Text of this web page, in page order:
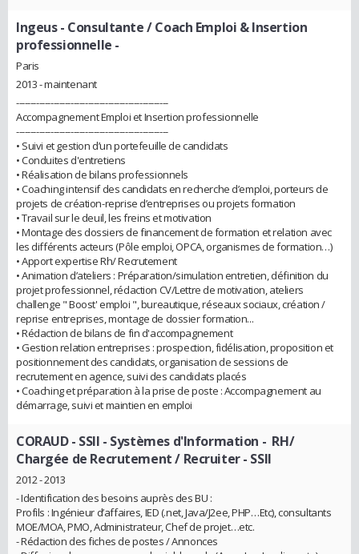
Ingeus- Consultante / Coach Emploi & Insertion
professionnelle -
Paris
2013 - maintenant
-----------------------------------------------------
Accompagnement Emploi et Insertion professionnelle
-----------------------------------------------------
• Suivi et gestion d’un portefeuille de candidats
• Conduites d'entretiens
• Réalisation de bilans professionnels
• Coaching intensif des candidats en recherche d’emploi, porteurs de
projets de création-reprise d’entreprises ou projets formation
• Travail sur le deuil, les freins et motivation
• Montage des dossiers de financement de formation et relation avec
les différents acteurs (Pôle emploi, OPCA, organismes de formation…)
• Apport expertise Rh/ Recrutement
• Animation d’ateliers : Préparation/simulation entretien, définition du
projet professionnel, rédaction CV/Lettre de motivation, ateliers
challenge " Boost' emploi ", bureautique, réseaux sociaux, création /
reprise entreprises, montage de dossier formation...
• Rédaction de bilans de fin d'accompagnement
• Gestion relation entreprises : prospection, fidélisation, proposition et
positionnement des candidats, organisation de sessions de
recrutement en agence, suivi des candidats placés
• Coaching et préparation à la prise de poste : Accompagnement au
démarrage, suivi et maintien en emploi
CORAUD - SSII - Systèmes d'Information - RH/
Chargée de Recrutement / Recruiter - SSII
2012 - 2013
- Identification des besoins auprès des BU :
Profils : Ingénieur d’affaires, IED (.net, Java/J2ee, PHP…Etc), consultants
MOE/MOA, PMO, Administrateur, Chef de projet…etc.
- Rédaction des fiches de postes / Annonces